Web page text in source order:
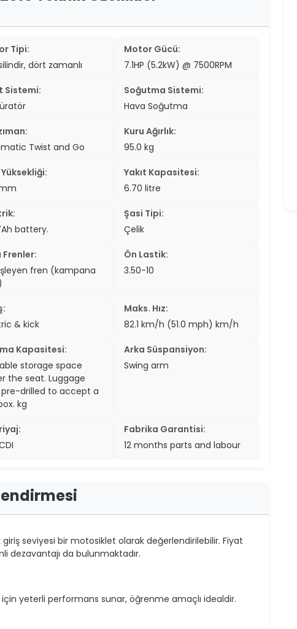
Tipi:
dört zamanlı
Motor Gücü:
7.1HP (5.2kW) @ 7500RPM
Sistemi:
Soğutma Sistemi:
Hava Soğutma
Twist and Go
Kuru Ağırlık:
95.0 kg
Yakıt Kapasitesi:
6.70 litre
battery.
Şasi Tipi:
Çelik
Frenler:
fren (kampana
Ön Lastik:
3.50-10
& kick
Maks. Hız:
82.1 km/h (51.0 mph) km/h
Kapasitesi:
storage space
the seat. Luggage
drilled to accept a
kg
Arka Süspansiyon:
Swing arm
Fabrika Garantisi:
12 months parts and labour
giriş seviyesi bir motosiklet olarak değerlendirilebilir. Fiyat
dezavantajı da bulunmaktadır.
için yeterli performans sunar, öğrenme amaçlı idealdir.